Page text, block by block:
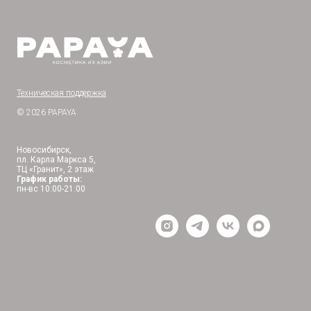
Техническая поддержка
© 2026 PAPAYA
Новосибирск,
пл. Карла Маркса 5,
ТЦ «Гранит», 2 этаж
График работы:
пн-вс 10:00-21:00